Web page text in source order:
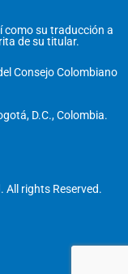
como su traducción a
de su titular.
Consejo Colombiano
D.C., Colombia.
All rights Reserved.